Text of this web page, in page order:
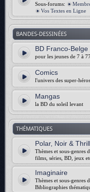
Sous-forums:
Vos Textes en Ligne
BANDES-DESSINÉES
BD Franco-Belge
pour les jeunes de 7 à
Comics
l'univers des super-
Mangas
la BD du soleil levant
THÉMATIQUES
Polar, Noir &
Thèmes et sous-genres
films, séries, BD, jeux
Imaginaire
Thèmes et sous-genres
Bibliographies